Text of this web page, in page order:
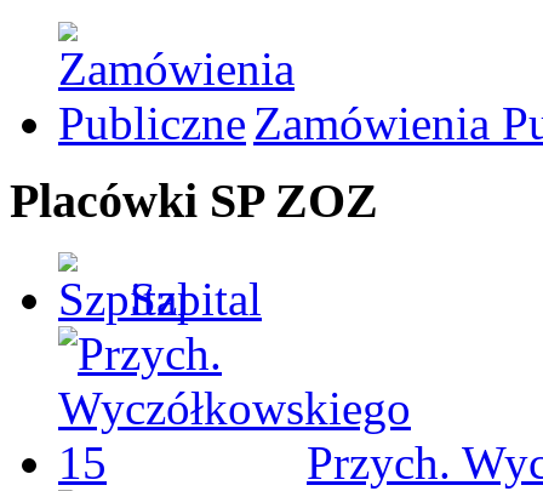
Zamówienia
Placówki SP ZOZ
Szpital
Przych.